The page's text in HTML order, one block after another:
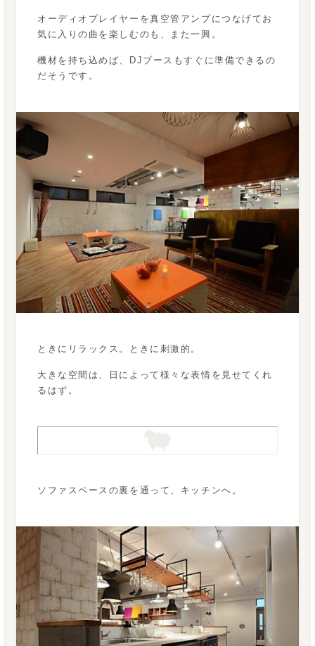
オーディオプレイヤーを真空管アンプにつなげてお
気に入りの曲を楽しむのも、また一興。
機材を持ち込めば、DJブースもすぐに準備できるの
だそうです。
ときにリラックス。ときに刺激的。
大きな空間は、日によって様々な表情を見せてくれ
るはず。
ソファスペースの裏を通って、キッチンへ。